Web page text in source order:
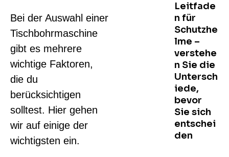
Bei der Auswahl einer
Tischbohrmaschine
gibt es mehrere
wichtige Faktoren,
die du
berücksichtigen
solltest. Hier gehen
wir auf einige der
wichtigsten ein.
Leitfade
n für
Schutzhe
lme –
verstehe
n Sie die
Untersch
iede,
bevor
Sie sich
entschei
den